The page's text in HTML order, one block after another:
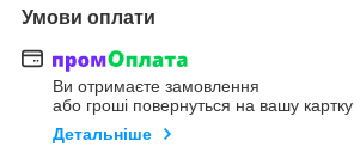
Умови оплати
Ви отримаєте замовлення
або гроші повернуться на вашу картку
Детальніше